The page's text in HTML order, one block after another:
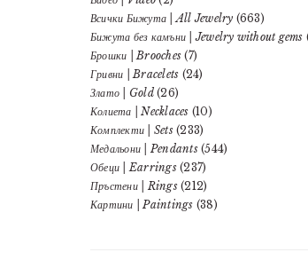
Всички Бижута | All Jewelry (663)
Бижута без камъни | Jewelry without gems
Брошки | Brooches (7)
Гривни | Bracelets (24)
Злато | Gold(26)
Колиета | Necklaces (10)
Комплекти | Sets(233)
Медальони | Pendants(544)
Обеци | Earrings(237)
Пръстени | Rings(212)
Картини | Paintings (38)